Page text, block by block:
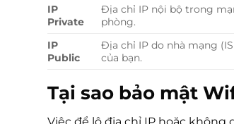
IP
Private
Địa chỉ IP nội bộ trong
phòng.
IP
Public
Địa chỉ IP do nhà mạng
của bạn.
Tại sao bảo mật